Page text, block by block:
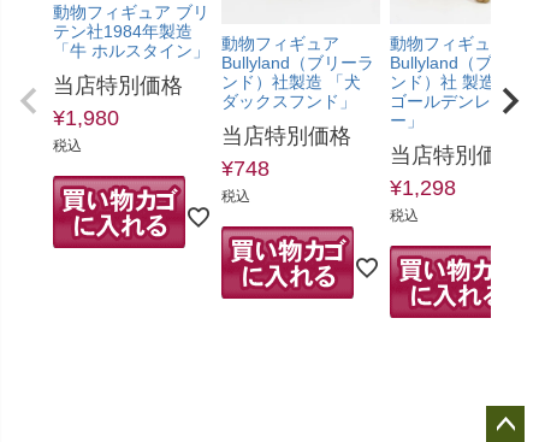
動物フィギュア ブリ
テン社1984年製造
「牛 ホルスタイン」
当店特別価格
¥1,980
税込
動物フィギュア
Bullyland（ブリーラ
ンド）社製造 「犬
ダックスフンド」
当店特別価格
¥748
税込
動物フィギュア
Bullyland（ブリー
ンド）社 製造 「犬
ゴールデンレトリ
ー」
当店特別価格
¥1,298
税込